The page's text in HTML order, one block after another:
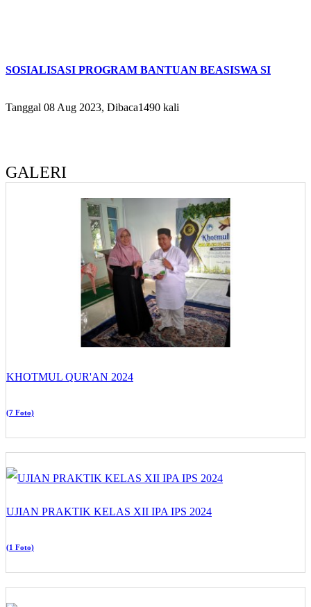
SOSIALISASI PROGRAM BANTUAN BEASISWA SI
Tanggal 08 Aug 2023, Dibaca1490 kali
GALERI
KHOTMUL QUR'AN 2024
(7 Foto)
UJIAN PRAKTIK KELAS XII IPA IPS 2024
(1 Foto)